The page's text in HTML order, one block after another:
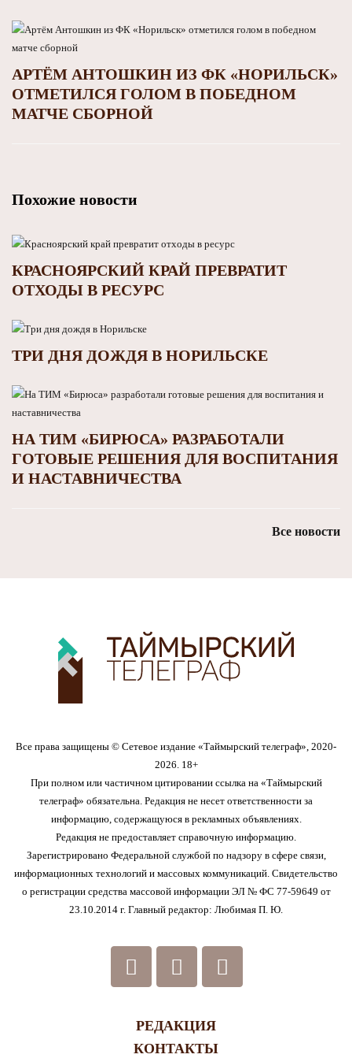
АРТЁМ АНТОШКИН ИЗ ФК «НОРИЛЬСК»
ОТМЕТИЛСЯ ГОЛОМ В ПОБЕДНОМ
МАТЧЕ СБОРНОЙ
Похожие новости
КРАСНОЯРСКИЙ КРАЙ ПРЕВРАТИТ
ОТХОДЫ В РЕСУРС
ТРИ ДНЯ ДОЖДЯ В НОРИЛЬСКЕ
НА ТИМ «БИРЮСА» РАЗРАБОТАЛИ
ГОТОВЫЕ РЕШЕНИЯ ДЛЯ ВОСПИТАНИЯ
И НАСТАВНИЧЕСТВА
Все новости
Все права защищены © Сетевое издание «Таймырский телеграф», 2020-
2026. 18+
При полном или частичном цитировании ссылка на «Таймырский
телеграф» обязательна. Редакция не несет ответственности за
информацию, содержащуюся в рекламных объявлениях.
Редакция не предоставляет справочную информацию.
Зарегистрировано Федеральной службой по надзору в сфере связи,
информационных технологий и массовых коммуникаций. Свидетельство
о регистрации средства массовой информации ЭЛ № ФС 77-59649 от
23.10.2014 г. Главный редактор: Любимая П. Ю.
РЕДАКЦИЯ
КОНТАКТЫ